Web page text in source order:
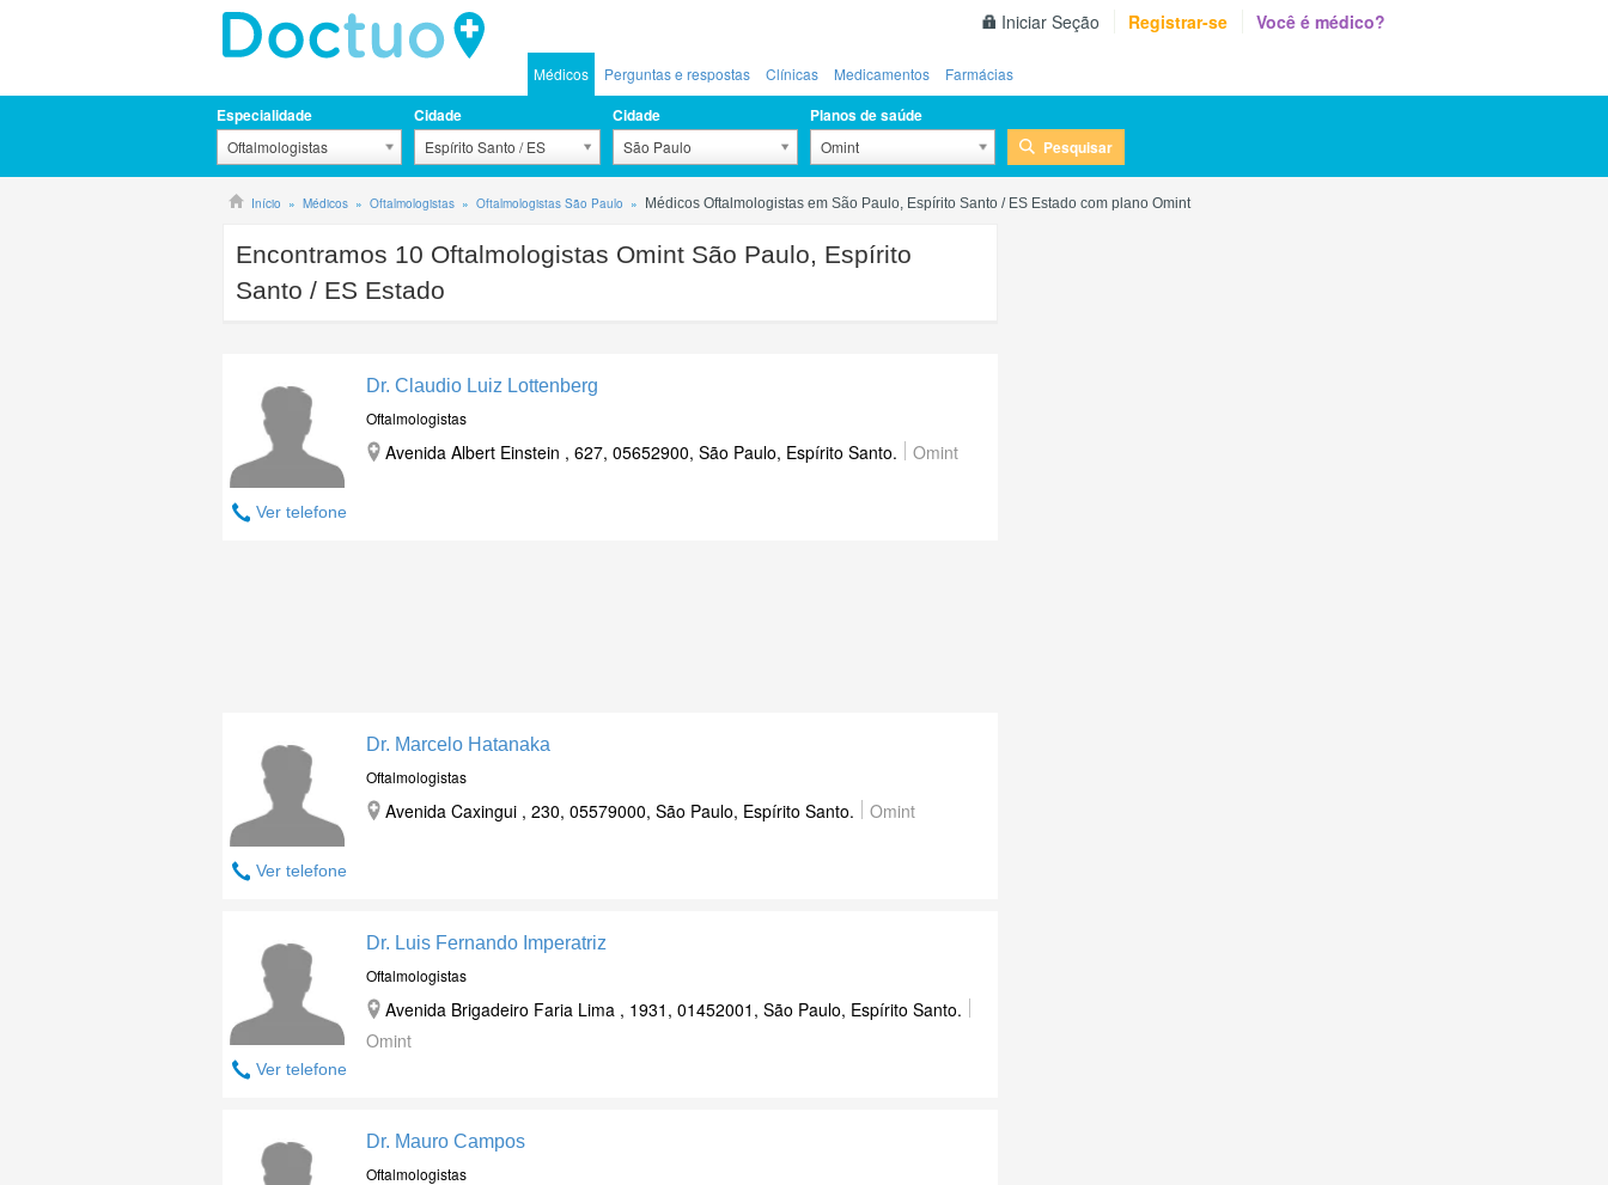
Iniciar Seção Registrar-se Você é médico?
Médicos Perguntas e respostas Clínicas Medicamentos Farmácias
Especialidade
Oftalmologistas
Cidade
Espírito Santo / ES
Cidade
São Paulo
Planos de saúde
Omint Pesquisar
Início Médicos Oftalmologistas Oftalmologistas São Paulo Médicos Oftalmologistas em São Paulo, Espírito Santo / ES Estado com plano Omint
Encontramos 10 Oftalmologistas Omint São Paulo, Espírito
Santo / ES Estado
Ver telefone
Dr. Claudio Luiz Lottenberg
Oftalmologistas
Avenida Albert Einstein , 627, 05652900, São Paulo, Espírito Santo. Omint
Ver telefone
Dr. Marcelo Hatanaka
Oftalmologistas
Avenida Caxingui , 230, 05579000, São Paulo, Espírito Santo. Omint
Ver telefone
Dr. Luis Fernando Imperatriz
Oftalmologistas
Avenida Brigadeiro Faria Lima , 1931, 01452001, São Paulo, Espírito Santo.
Omint
Dr. Mauro Campos
Oftalmologistas